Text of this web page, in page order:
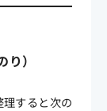
）
すると次の